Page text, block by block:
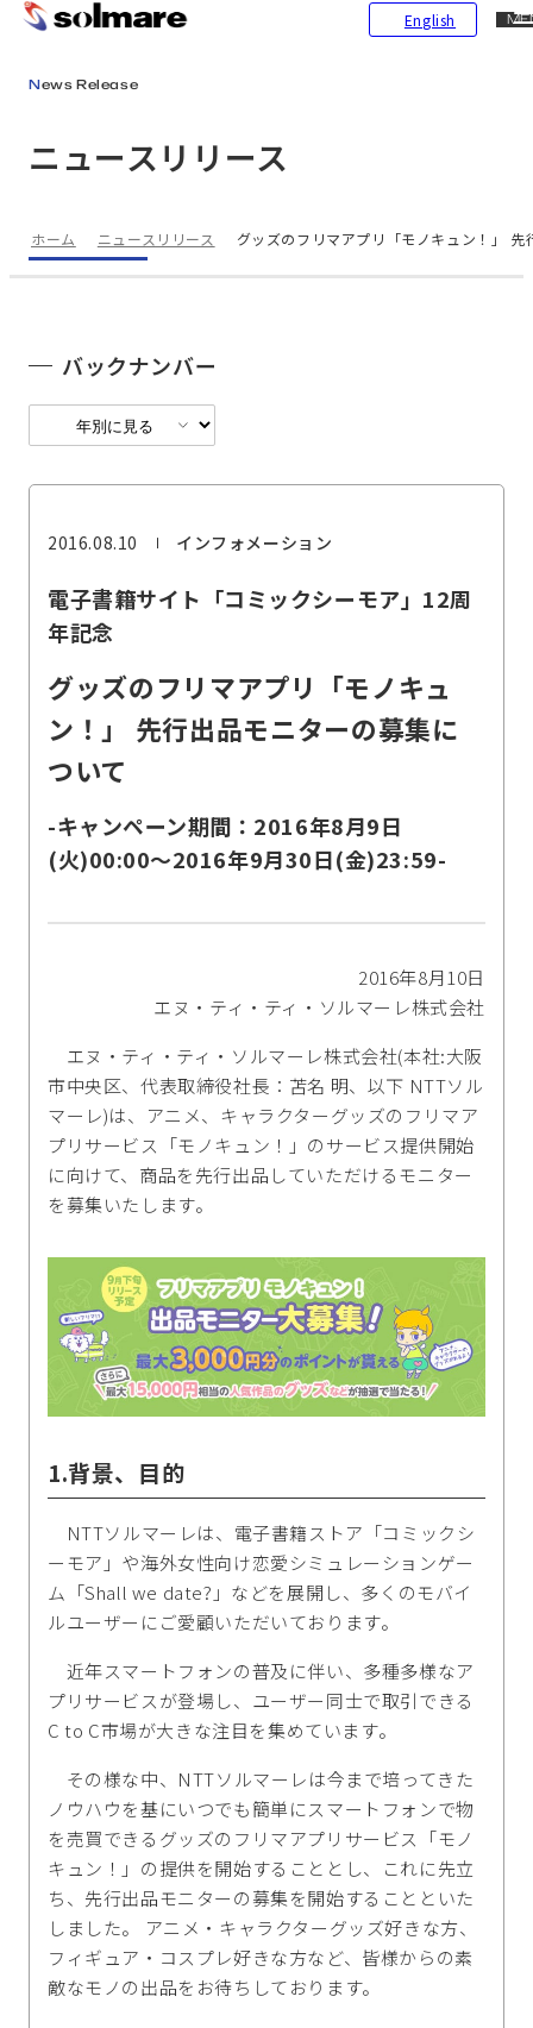
English
ニュースリリース
News Release
ホーム ニュースリリース グッズのフリマアプリ「モノキュン！」
2016.08.10 インフォメーション
電子書籍サイト「コミックシーモア」12周
年記念
グッズのフリマアプリ「モノキュ
ン！」 先行出品モニターの募集に
ついて
-キャンペーン期間：2016年8月9日
(火)00:00～2016年9月30日(金)23:59-
2016年8月10日
エヌ・ティ・ティ・ソルマーレ株式会社
エヌ・ティ・ティ・ソルマーレ株式会社(本社:大阪
市中央区、代表取締役社長：苫名 明、以下 NTTソル
マーレ)は、アニメ、キャラクターグッズのフリマア
プリサービス「モノキュン！」のサービス提供開始
に向けて、商品を先行出品していただけるモニター
を募集いたします。
1.背景、目的
NTTソルマーレは、電子書籍ストア「コミックシ
ーモア」や海外女性向け恋愛シミュレーションゲー
ム「Shall we date?」などを展開し、多くのモバイ
ルユーザーにご愛顧いただいております。
近年スマートフォンの普及に伴い、多種多様なア
プリサービスが登場し、ユーザー同士で取引できる
C to C市場が大きな注目を集めています。
その様な中、NTTソルマーレは今まで培ってきた
ノウハウを基にいつでも簡単にスマートフォンで物
を売買できるグッズのフリマアプリサービス「モノ
キュン！」の提供を開始することとし、これに先立
ち、先行出品モニターの募集を開始することといた
しました。 アニメ・キャラクターグッズ好きな方、
フィギュア・コスプレ好きな方など、皆様からの素
敵なモノの出品をお待ちしております。
バックナンバー